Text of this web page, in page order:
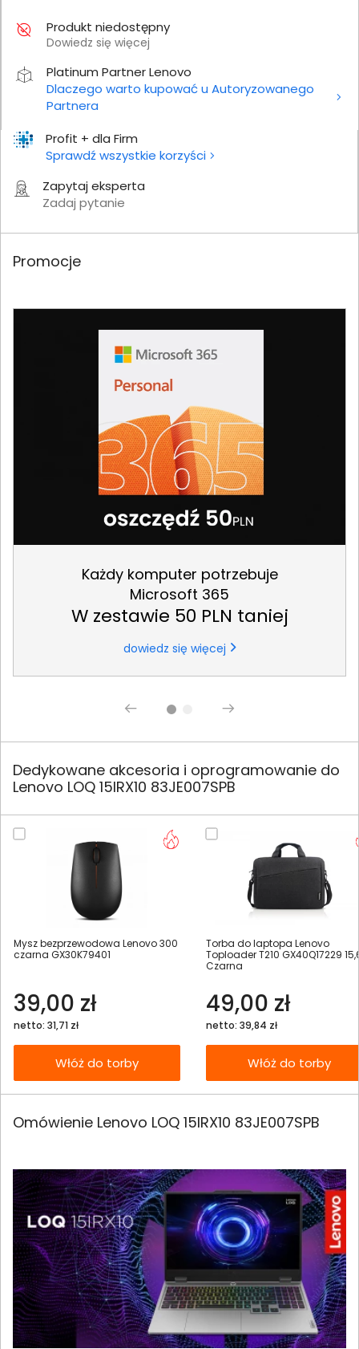
Profit + dla Firm
Sprawdź wszystkie korzyści
Zapytaj eksperta
Zadaj pytanie
Produkt niedostępny
Dowiedz się więcej
Platinum Partner Lenovo
Dlaczego warto kupować u Autoryzowanego
Partnera
Promocje
Każdy komputer potrzebuje
Microsoft 365
W zestawie 50 PLN taniej
dowiedz się więcej
Dedykowane akcesoria i oprogramowanie do
Lenovo LOQ 15IRX10 83JE007SPB
Mysz bezprzewodowa Lenovo 300
czarna GX30K79401
39,00 zł
netto: 31,71 zł
Włóż do torby
Torba do laptopa Lenovo
Toploader T210 GX40Q17229
Czarna
49,00 zł
netto: 39,84 zł
Włóż do torby
Omówienie Lenovo LOQ 15IRX10 83JE007SPB